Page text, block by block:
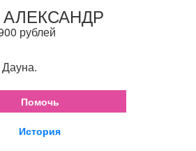
рублей
Помочь
История